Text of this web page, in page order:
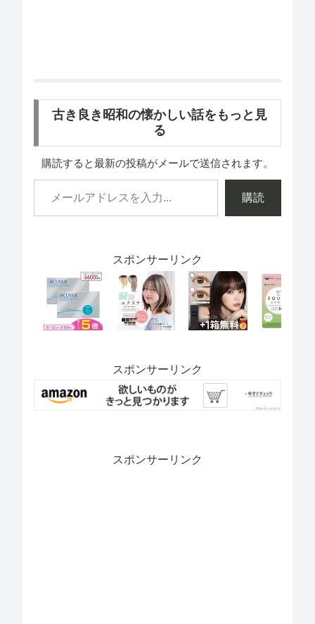
古き良き昭和の懐かしい話をもっと見
る
購読すると最新の投稿がメールで送信されます。
購読
スポンサーリンク
スポンサーリンク
スポンサーリンク